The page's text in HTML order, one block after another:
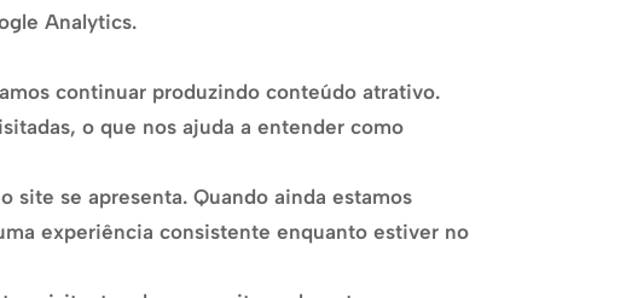
Analytics.
continuar produzindo conteúdo atrativo.
o que nos ajuda a entender como
site se apresenta. Quando ainda estamos
experiência consistente enquanto estiver no